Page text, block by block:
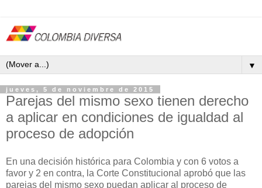
▼
jueves, 5 de noviembre de 2015
Parejas del mismo sexo tienen derecho
a aplicar en condiciones de igualdad al
proceso de adopción
En una decisión histórica para Colombia y con 6 votos a
favor y 2 en contra, la Corte Constitucional aprobó que las
parejas del mismo sexo puedan aplicar al proceso de